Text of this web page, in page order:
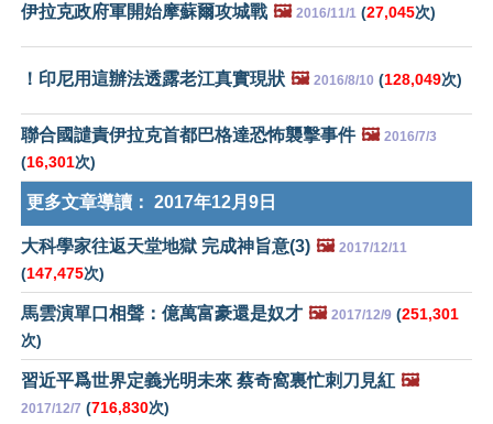
伊拉克政府軍開始摩蘇爾攻城戰 🖼️ 2016/11/1 (27,045次)
！印尼用這辦法透露老江真實現狀 🖼️ 2016/8/10 (128,049次)
聯合國譴責伊拉克首都巴格達恐怖襲擊事件 🖼️ 2016/7/3
(16,301次)
更多文章導讀： 2017年12月9日
大科學家往返天堂地獄 完成神旨意(3) 🖼️ 2017/12/11
(147,475次)
馬雲演單口相聲：億萬富豪還是奴才 🖼️ 2017/12/9 (251,301
次)
習近平爲世界定義光明未來 蔡奇窩裏忙刺刀見紅 🖼️
2017/12/7 (716,830次)